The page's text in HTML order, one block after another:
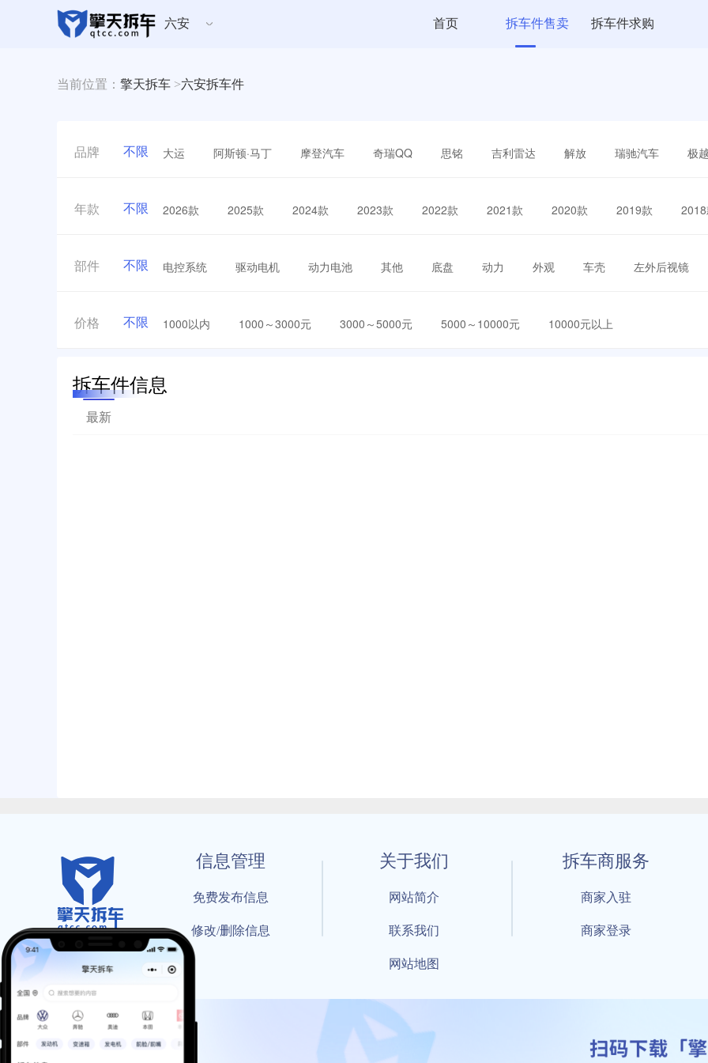
六安 首页 拆车件售卖 拆车件求购
当前位置： 擎天拆车 >六安拆车件
品牌 不限 大运 阿斯顿·马丁 摩登汽车 奇瑞QQ 思铭 吉利雷达 解放 瑞驰汽车 极
年款 不限 2026款 2025款 2024款 2023款 2022款 2021款 2020款 2019款
部件 不限 电控系统 驱动电机 动力电池 其他 底盘 动力 外观 车壳 左外后视镜
价格 不限 1000以内 1000～3000元 3000～5000元 5000～10000元 10000元以上
拆车件信息
最新
信息管理
免费发布信息
修改/删除信息
关于我们
网站简介
联系我们
网站地图
拆车商服务
商家入驻
商家登录
© 2021 By 擎天拆车-买卖拆车件，擎天拆车好省快 All Rights Reserved
工信部备案号：鲁ICP备18021004号-17 公安部备案号： 鲁公网安备